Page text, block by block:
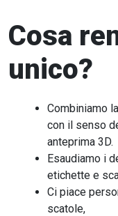
Cosa
unico?
Combiniamo
con il senso
anteprima 3D.
Esaudiamo i
etichette e
Ci piace
scatole,